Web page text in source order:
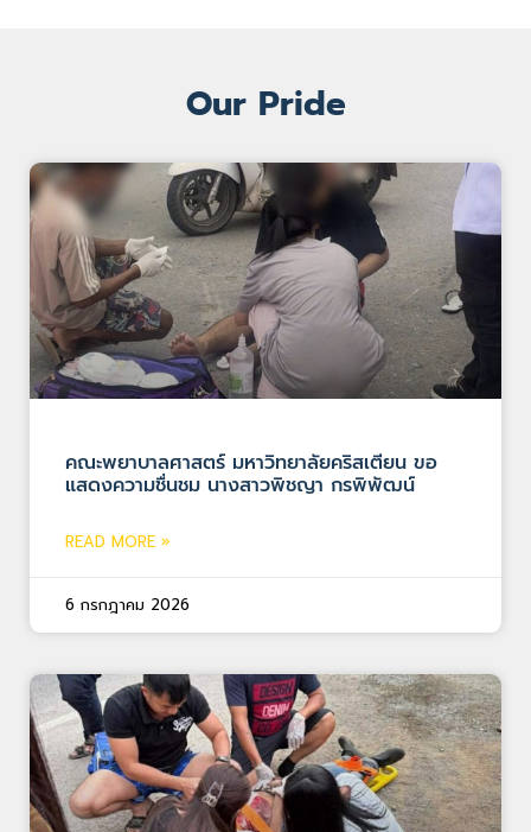
Our Pride
คณะพยาบาลศาสตร์ มหาวิทยาลัยคริสเตียน ขอ
แสดงความชื่นชม นางสาวพิชญา กรพิพัฒน์
READ MORE »
6 กรกฎาคม 2026